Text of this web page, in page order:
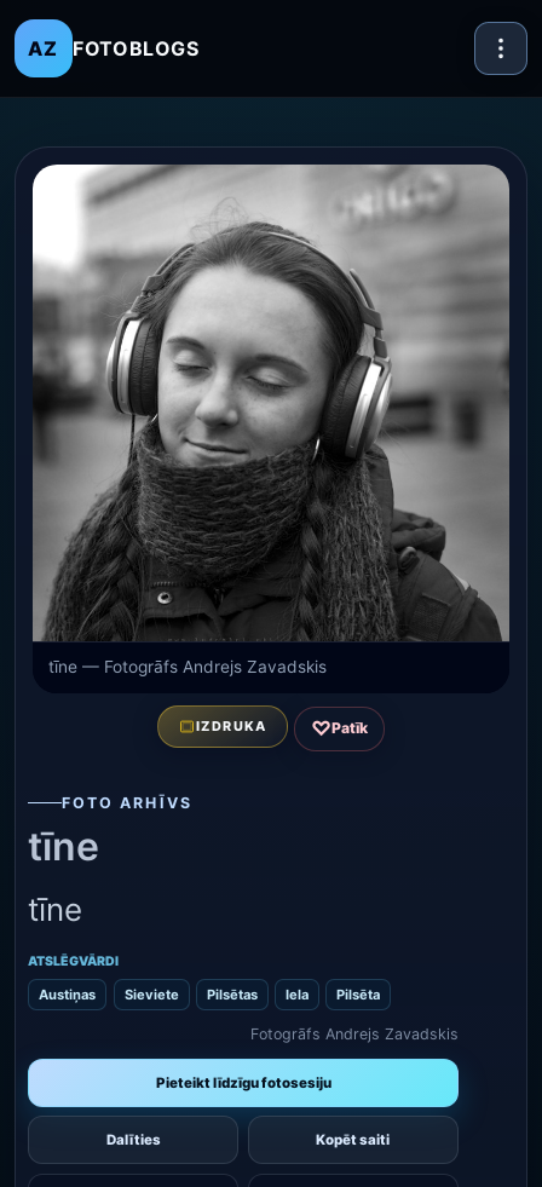
AZ FOTOBLOGS
tīne — Fotogrāfs Andrejs Zavadskis
IZDRUKA ♡Patīk
FOTO ARHĪVS
tīne
tīne
ATSLĒGVĀRDI
Austiņas Sieviete Pilsētas Iela Pilsēta
Fotogrāfs Andrejs Zavadskis
Pieteikt līdzīgu fotosesiju
Dalīties Kopēt saiti